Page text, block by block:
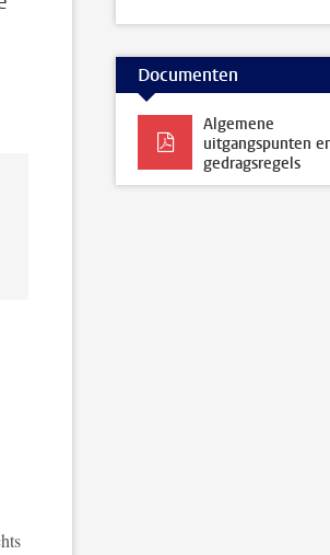
Documenten
Algemene
uitgangspunten
gedragsregels